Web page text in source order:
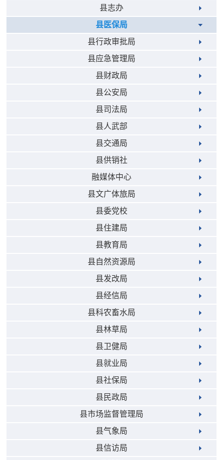
县志办
县医保局
县行政审批局
县应急管理局
县财政局
县公安局
县司法局
县人武部
县交通局
县供销社
融媒体中心
县文广体旅局
县委党校
县住建局
县教育局
县自然资源局
县发改局
县经信局
县科农畜水局
县林草局
县卫健局
县就业局
县社保局
县民政局
县市场监督管理局
县气象局
县信访局